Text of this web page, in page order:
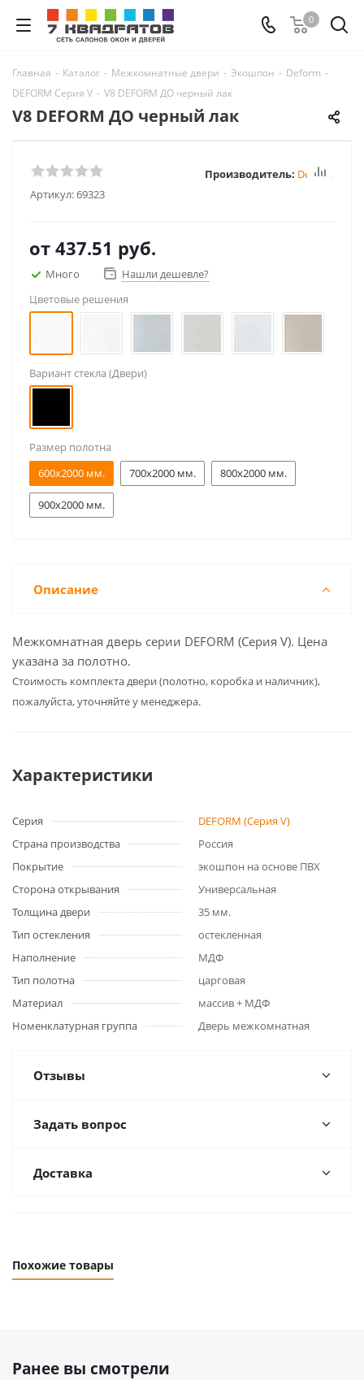
0
Главная - Каталог - Межкомнатные двери - Экошпон - Deform -
DEFORM Серия V - V8 DEFORM ДО черный лак
V8 DEFORM ДО черный лак
Артикул:69323
Производитель: Deform
от 437.51 руб.
Много
Нашли дешевле?
Цветовые решения
Вариант стекла (Двери)
Размер полотна
600x2000 мм.
700x2000 мм. 800x2000 мм.
900x2000 мм.
Описание
Межкомнатная дверь серии DEFORM (Серия V). Цена
указана за полотно.
Cтоимость комплекта двери (полотно, коробка и наличник),
пожалуйста, уточняйте у менеджера.
Характеристики
Серия
DEFORM (Серия V)
Страна производства
Россия
Покрытие
экошпон на основе ПВХ
Сторона открывания
Универсальная
Толщина двери
35 мм.
Тип остекления
остекленная
Наполнение
МДФ
Тип полотна
царговая
Материал
массив + МДФ
Номенклатурная группа
Дверь межкомнатная
Отзывы
Задать вопрос
Доставка
Похожие товары
Ранее вы смотрели